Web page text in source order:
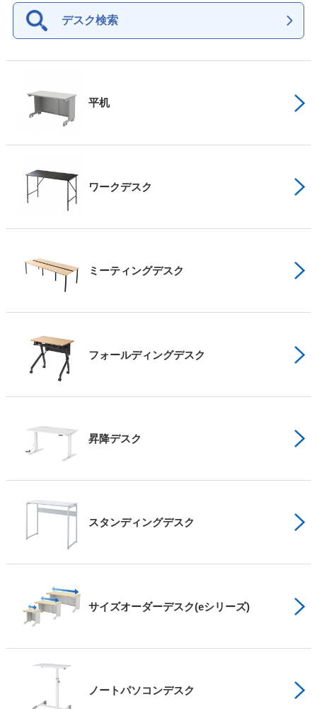
デスク検索
平机
ワークデスク
ミーティングデスク
フォールディングデスク
昇降デスク
スタンディングデスク
サイズオーダーデスク(eシリーズ)
ノートパソコンデスク